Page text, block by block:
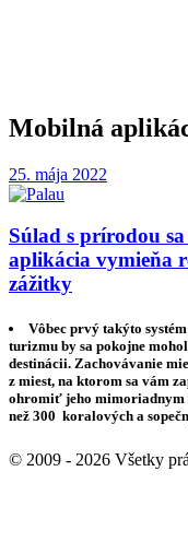
Mobilná
25. mája 2022
Súlad s prírodou
aplikácia vymieňa
zážitky
Vôbec prvý takýto
turizmu by sa pokojne
destinácii. Zachovávanie
z miest, na ktorom sa vám
ohromiť jeho mimoriadnym
než 300 koralových a
© 2009 - 2026 Všetky